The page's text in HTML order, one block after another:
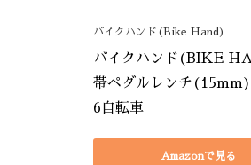
バイクハンド(Bike Hand)
バイクハンド(BIKE
帯ペダルレンチ
6自転車
Amazonで見る